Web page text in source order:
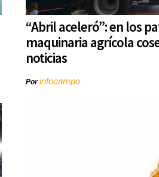
“Abril aceleró”: en los
maquinaria agrícola
noticias
Porinfocampo